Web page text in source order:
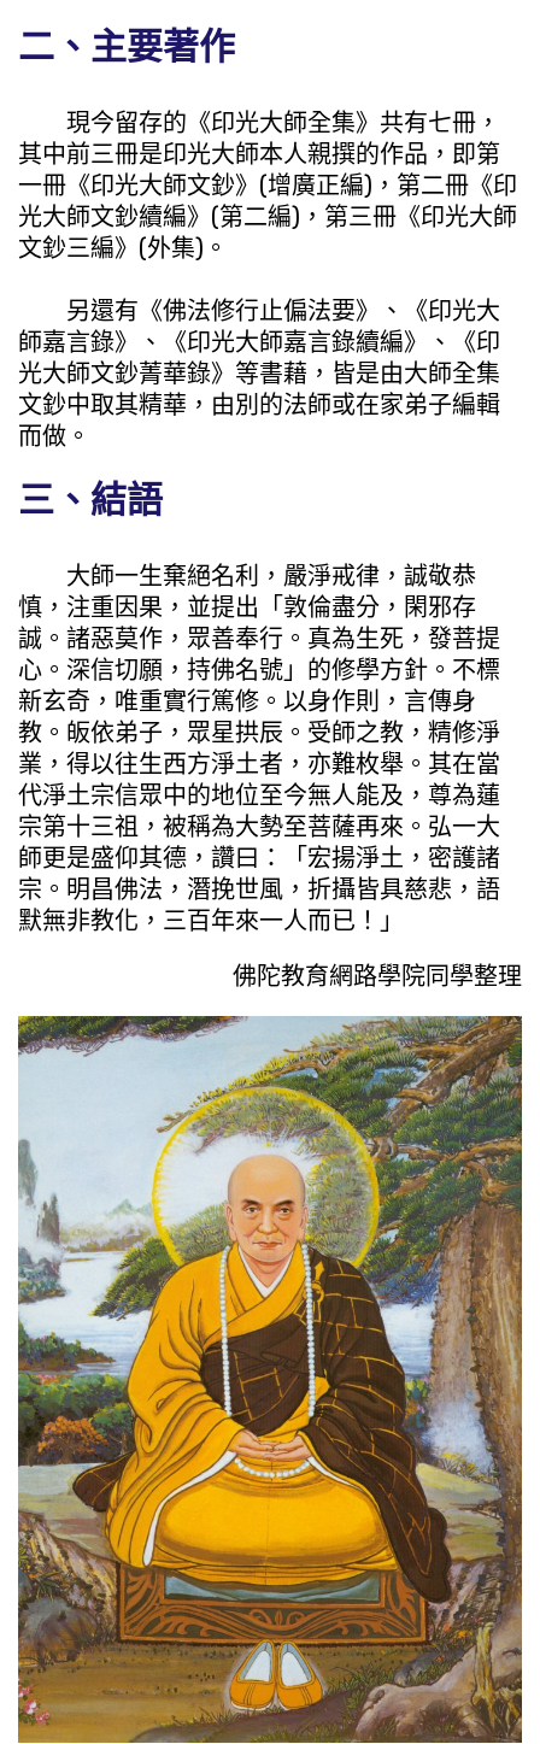
二、主要著作
現今留存的《印光大師全集》共有七冊，
其中前三冊是印光大師本人親撰的作品，即第
一冊《印光大師文鈔》(增廣正編)，第二冊《印
光大師文鈔續編》(第二編)，第三冊《印光大師
文鈔三編》(外集)。
另還有《佛法修行止偏法要》、《印光大
師嘉言錄》、《印光大師嘉言錄續編》、《印
光大師文鈔菁華錄》等書藉，皆是由大師全集
文鈔中取其精華，由別的法師或在家弟子編輯
而做。
三、結語
大師一生棄絕名利，嚴淨戒律，誠敬恭
慎，注重因果，並提出「敦倫盡分，閑邪存
誠。諸惡莫作，眾善奉行。真為生死，發菩提
心。深信切願，持佛名號」的修學方針。不標
新玄奇，唯重實行篤修。以身作則，言傳身
教。皈依弟子，眾星拱辰。受師之教，精修淨
業，得以往生西方淨土者，亦難枚舉。其在當
代淨土宗信眾中的地位至今無人能及，尊為蓮
宗第十三祖，被稱為大勢至菩薩再來。弘一大
師更是盛仰其德，讚曰：「宏揚淨土，密護諸
宗。明昌佛法，潛挽世風，折攝皆具慈悲，語
默無非教化，三百年來一人而已！」
佛陀教育網路學院同學整理